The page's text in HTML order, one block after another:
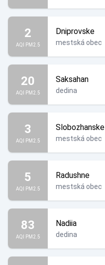
2
AQI PM2.5
Dniprovske
mestská obec
20
AQI PM2.5
Saksahan
dedina
3
AQI PM2.5
Slobozhanske
mestská obec
5
AQI PM2.5
Radushne
mestská obec
83
AQI PM2.5
Nadiia
dedina